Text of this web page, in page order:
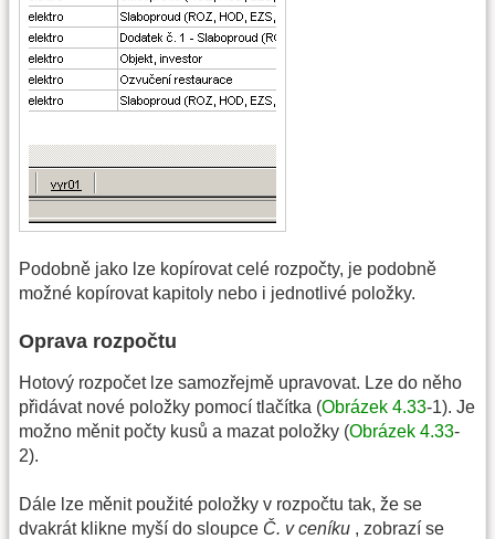
Podobně jako lze kopírovat celé rozpočty, je podobně
možné kopírovat kapitoly nebo i jednotlivé položky.
Oprava rozpočtu
Hotový rozpočet lze samozřejmě upravovat. Lze do něho
přidávat nové položky pomocí tlačítka (Obrázek 4.33-1). Je
možno měnit počty kusů a mazat položky (Obrázek 4.33-
2).
Dále lze měnit použité položky v rozpočtu tak, že se
dvakrát klikne myší do sloupce Č. v ceníku , zobrazí se